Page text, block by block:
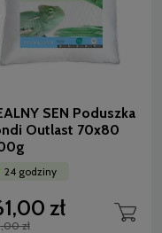
SEN Poduszka
Outlast 70x80
24 godziny
zł
zł